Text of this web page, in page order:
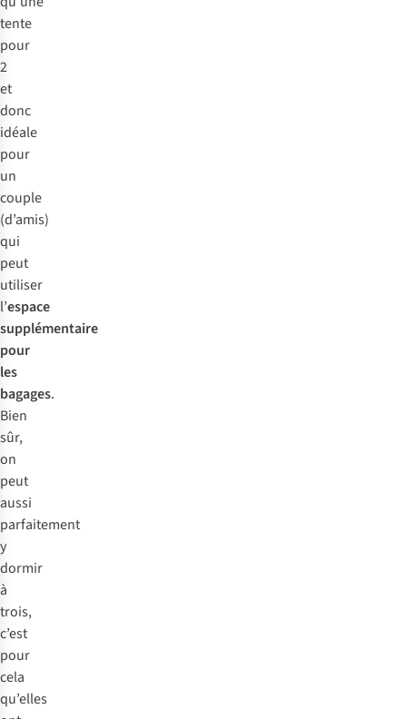
tente
pour
2
et
donc
idéale
pour
un
couple
(d’amis)
qui
peut
utiliser
l’espace
supplémentaire
pour
les
bagages.
Bien
sûr,
on
peut
aussi
parfaitement
y
dormir
à
trois,
c’est
pour
cela
qu’elles